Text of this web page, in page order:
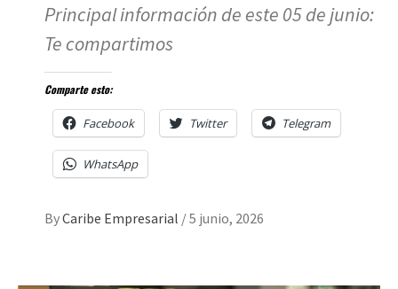
Principal información de este 05 de junio:
Te compartimos
Comparte esto:
Facebook Twitter Telegram
WhatsApp
ByCaribe Empresarial /5 junio, 2026